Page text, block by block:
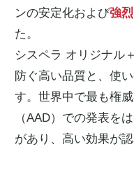
ンの安定化および強
た。
シスペラ オリジナル
防ぐ高い品質と、使
す。世界中で最も権
（AAD）での発表を
があり、高い効果が